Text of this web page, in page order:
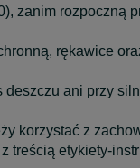
zanim rozpoczną
rękawice
ani przy
korzystać z
treścią etykiety-